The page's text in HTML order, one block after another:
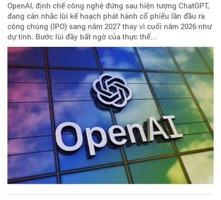
OpenAI, định chế công nghệ đứng sau hiện tượng ChatGPT,
đang cân nhắc lùi kế hoạch phát hành cổ phiếu lần đầu ra
công chúng (IPO) sang năm 2027 thay vì cuối năm 2026 như
dự tính. Bước lùi đầy bất ngờ của thực thể...